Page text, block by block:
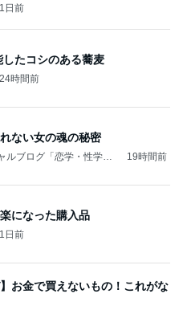
1日前
たコシのある蕎麦
24時間前
ない女の魂の秘密
ルブログ「恋学・性学研
19時間前
になった購入品
1日前
】お金で買えないもの！これがな